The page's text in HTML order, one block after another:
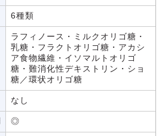
6種類
ラフィノース・ミルクオリゴ糖・
乳糖・フラクトオリゴ糖・アカシ
ア食物繊維・イソマルトオリゴ
糖・難消化性デキストリン・ショ
糖／環状オリゴ糖
なし
◎